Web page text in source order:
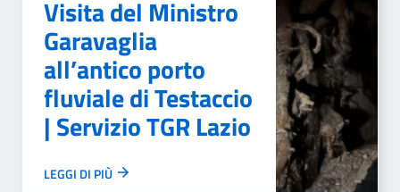
Visita del Ministro
Garavaglia
all’antico porto
fluviale di Testaccio
| Servizio TGR Lazio
LEGGI DI PIÙ